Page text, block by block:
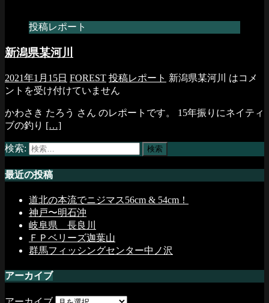
投稿レポート
新潟県某河川
2021年1月15日 FOREST 投稿レポート 新潟県某河川 はコメ
ントを受け付けていません
かわさき たろう さん のレポートです。 15年振りにネイティ
ブの釣り […]
検索:
最近の投稿
道北の本流でニジマス56cm & 54cm！
神戸〜明石沖
岐阜県 長良川
ＦＰベリーズ迦葉山
群馬フィッシングセンター中ノ沢
アーカイブ